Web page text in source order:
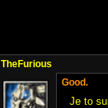
TheFurious
Good.
Je to